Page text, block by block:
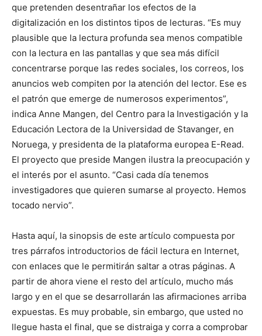
que pretenden desentrañar los efectos de la
digitalización en los distintos tipos de lecturas. “Es muy
plausible que la lectura profunda sea menos compatible
con la lectura en las pantallas y que sea más difícil
concentrarse porque las redes sociales, los correos, los
anuncios web compiten por la atención del lector. Ese es
el patrón que emerge de numerosos experimentos”,
indica Anne Mangen, del Centro para la Investigación y la
Educación Lectora de la Universidad de Stavanger, en
Noruega, y presidenta de la plataforma europea E-Read.
El proyecto que preside Mangen ilustra la preocupación y
el interés por el asunto. “Casi cada día tenemos
investigadores que quieren sumarse al proyecto. Hemos
tocado nervio”.
Hasta aquí, la sinopsis de este artículo compuesta por
tres párrafos introductorios de fácil lectura en Internet,
con enlaces que le permitirán saltar a otras páginas. A
partir de ahora viene el resto del artículo, mucho más
largo y en el que se desarrollarán las afirmaciones arriba
expuestas. Es muy probable, sin embargo, que usted no
llegue hasta el final, que se distraiga y corra a comprobar